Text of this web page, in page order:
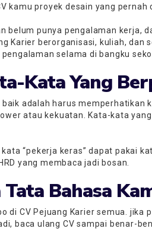
kamu proyek desain yang pernah
belum punya pengalaman kerja,
Karier berorganisasi, kuliah, dan
selama di bangku
Kata Yang
adalah harus memperhatikan
atau kekuatan. Kata-kata
“pekerja keras” dapat pakai
yang membaca jadi bosan.
Tata Bahasa
di CV Pejuang Karier semua. jika
baca ulang CV sampai benar-